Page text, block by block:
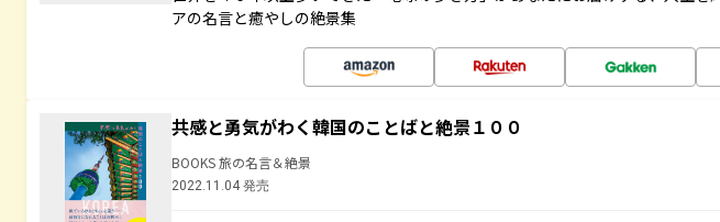
アの名言と癒やしの絶景集
共感と勇気がわく韓国のことばと絶景１００
BOOKS 旅の名言＆絶景
2022.11.04 発売